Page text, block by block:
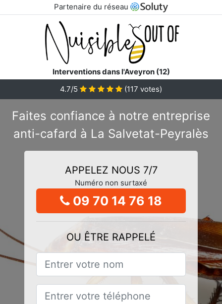
Partenaire du réseau
Interventions dans l'Aveyron (12)
4.7/5
(117 votes)
Faites confiance à notre entreprise
anti-cafard à La Salvetat-Peyralès
APPELEZ NOUS 7/7
Numéro non surtaxé
09 70 14 76 18
OU ÊTRE RAPPELÉ